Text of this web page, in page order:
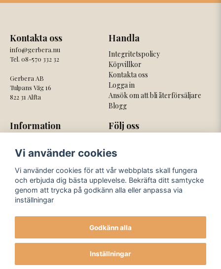
Kontakta oss
info@gerbera.nu
Tel. 08-570 332 32
Gerbera AB
Tulpans Väg 16
822 31 Alfta
Handla
Integritetspolicy
Köpvillkor
Kontakta oss
Logga in
Ansök om att bli återförsäljare
Blogg
Information
Nyhetsbrev
Följ oss
Våra betaltjänster Våra fraktbolag
Vi använder cookies
Vi använder cookies för att vår webbplats skall fungera
och erbjuda dig bästa upplevelse. Bekräfta ditt samtycke
genom att trycka på godkänn alla eller anpassa via
inställningar
Godkänn alla
Inställningar